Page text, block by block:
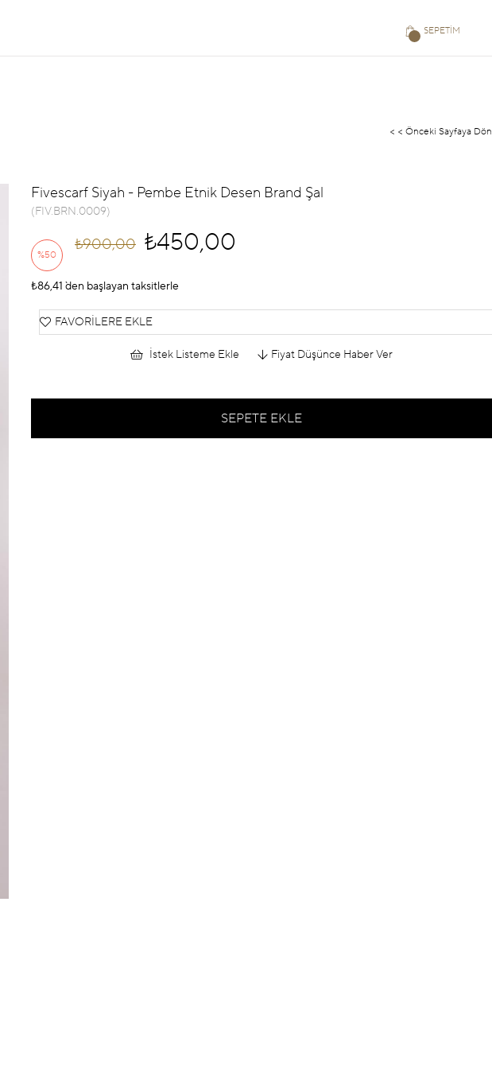
SEPETIM
< < Önceki Sayfaya Dön
Fivescarf Siyah - Pembe Etnik Desen Brand Şal
(FIV.BRN.0009)
%50
İndirim
₺900,00 ₺450,00
₺86,41 `den başlayan taksitlerle
FAVORILERE EKLE
İstek Listeme Ekle Fiyat Düşünce Haber Ver